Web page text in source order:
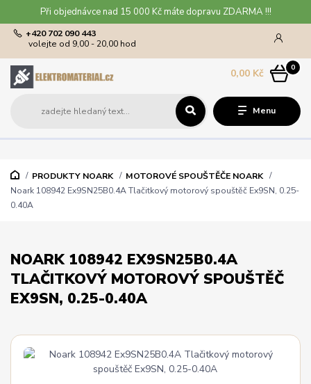
Při objednávce nad 15 000 Kč máte dopravu ZDARMA !!!
Menu
+420 702 090 443
volejte od 9,00 - 20,00 hod
0
0,00 Kč
PRODUKTY NOARK
MOTOROVÉ SPOUŠTĚČE NOARK
Noark 108942 Ex9SN25B0.4A Tlačitkový motorový spouštěč Ex9SN, 0.25-
0.40A
NOARK 108942 EX9SN25B0.4A
TLAČITKOVÝ MOTOROVÝ SPOUŠTĚČ
EX9SN, 0.25-0.40A